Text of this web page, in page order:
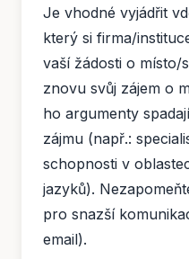
Je vhodné vyjádřit
který si firma/
vaší žádosti o místo/
znovu svůj zájem o
ho argumenty
zájmu (např.:
schopnosti v
jazyků).
pro snazší
email).